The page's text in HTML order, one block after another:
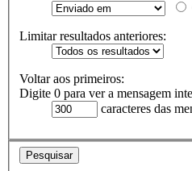
Limitar resultados anteriores:
Voltar aos primeiros:
Digite 0 para ver a mensagem
caracteres das